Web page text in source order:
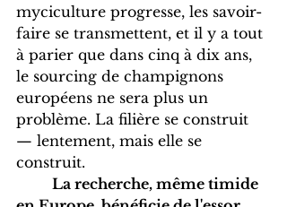
myciculture progresse, les savoir-
faire se transmettent, et il y a tout
à parier que dans cinq à dix ans,
le sourcing de champignons
européens ne sera plus un
problème. La filière se construit
— lentement, mais elle se
construit.
La recherche, même timide